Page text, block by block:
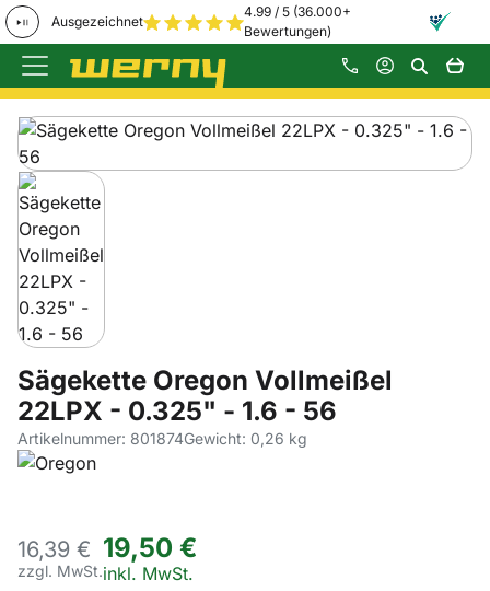
Ausgezeichnet
4.99 / 5 (36.000+
Bewertungen)
Zum Hauptinhalt springen
Produktgalerie
Zur Kaufbox springen
Sägekette Oregon Vollmeißel
22LPX - 0.325" - 1.6 - 56
Artikelnummer: 801874Gewicht: 0,26 kg
16,39 €
zzgl. MwSt.
19,50 €
Steuerhinweis:
inkl. MwSt.